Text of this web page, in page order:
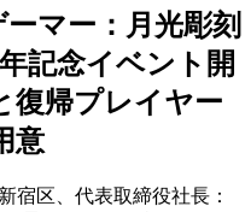
マー：月光彫刻
記念イベント開
復帰プレイヤー
意
宿区、代表取締役社長：